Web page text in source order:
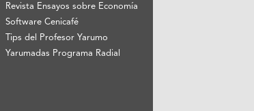
Revista Ensayos sobre Economía
Software Cenicafé
Tips del Profesor Yarumo
Yarumadas Programa Radial